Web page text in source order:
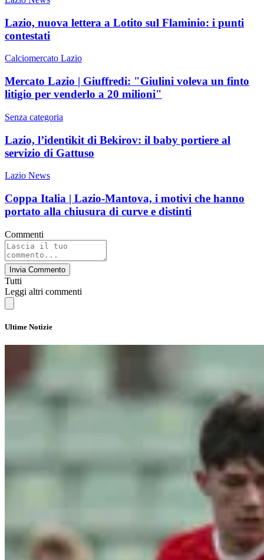
Lazio, nuova lettera a Lotito sul Flaminio: i punti
contestati
Calciomercato Lazio
Mercato Lazio | Giuffredi: "Giulini voleva un finto
litigio per venderlo a 20 milioni"
Senza categoria
Lazio, l’identikit di Bekirov: il baby portiere al
servizio di Gattuso
Lazio News
Coppa Italia | Lazio-Mantova, i motivi che hanno
portato alla chiusura di curve e distinti
Commenti
Invia Commento
Tutti
Leggi altri commenti
Ultime Notizie